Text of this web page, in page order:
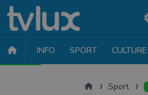
INFO SPORT CULTURE
AccueilSport